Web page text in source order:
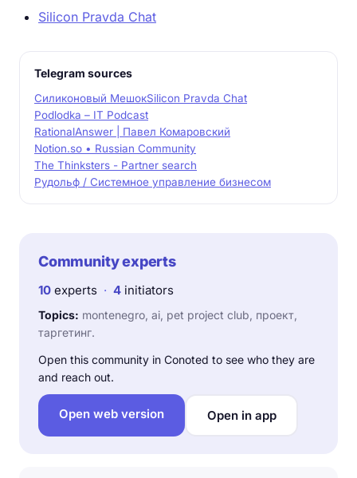
Silicon Pravda Chat
Telegram sources
Силиконовый МешокSilicon Pravda Chat
Podlodka – IT Podcast
RationalAnswer | Павел Комаровский
Notion.so • Russian Community
The Thinksters - Partner search
Рудольф / Системное управление бизнесом
Community experts
10 experts · 4 initiators
Topics: montenegro, ai, pet project club, проект,
таргетинг.
Open this community in Conoted to see who they are
and reach out.
Open web version Open in app